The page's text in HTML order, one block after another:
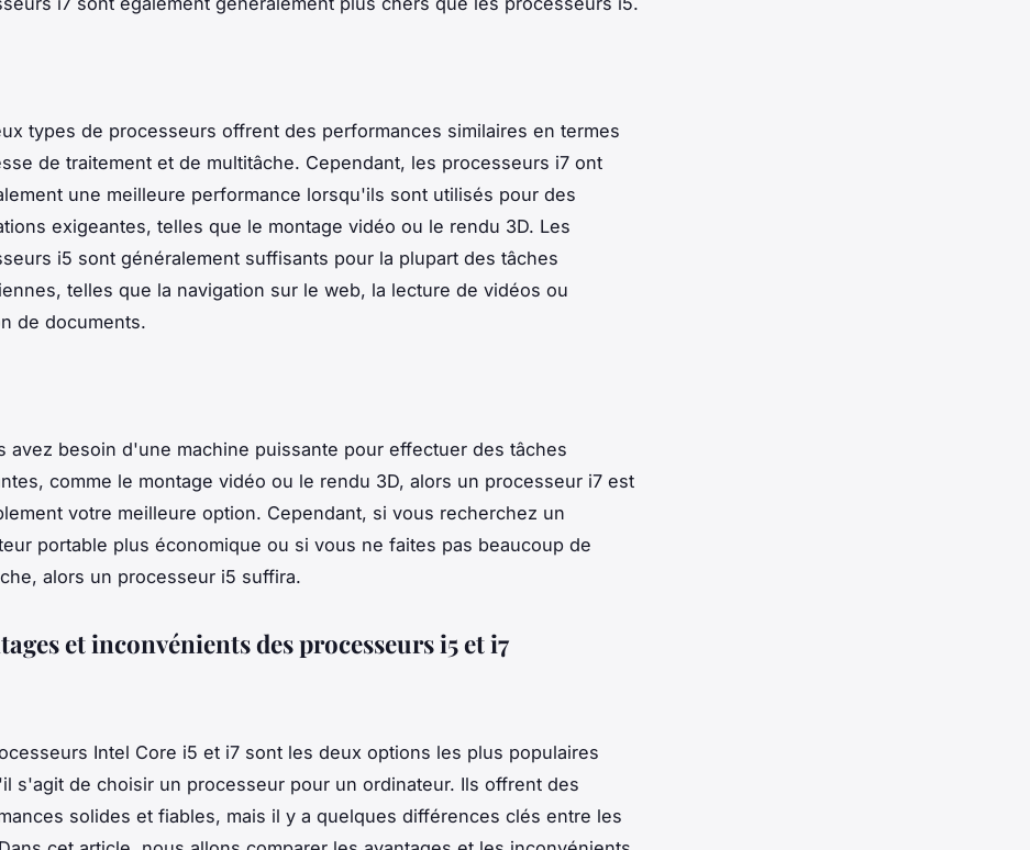
types de processeurs offrent des performances similaires en termes
de traitement et de multitâche. Cependant, les processeurs i7 ont
une meilleure performance lorsqu'ils sont utilisés pour des
exigeantes, telles que le montage vidéo ou le rendu 3D. Les
i5 sont généralement suffisants pour la plupart des tâches
telles que la navigation sur le web, la lecture de vidéos ou
de documents.
avez besoin d'une machine puissante pour effectuer des tâches
comme le montage vidéo ou le rendu 3D, alors un processeur i7 est
votre meilleure option. Cependant, si vous recherchez un
portable plus économique ou si vous ne faites pas beaucoup de
alors un processeur i5 suffira.
et inconvénients des processeurs i5 et i7
Intel Core i5 et i7 sont les deux options les plus populaires
s'agit de choisir un processeur pour un ordinateur. Ils offrent des
solides et fiables, mais il y a quelques différences clés entre les